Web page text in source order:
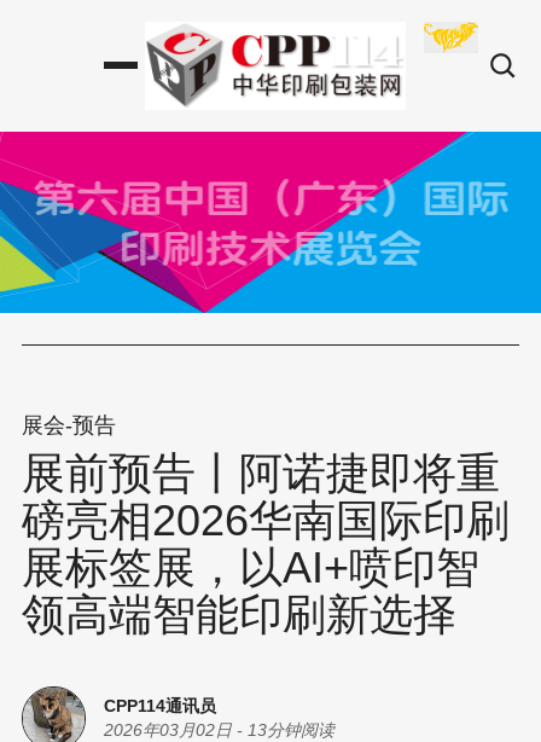
展会-预告
展前预告丨阿诺捷即将重
磅亮相2026华南国际印刷
展标签展，以AI+喷印智
领高端智能印刷新选择
CPP114通讯员
2026年03月02日 - 13分钟阅读